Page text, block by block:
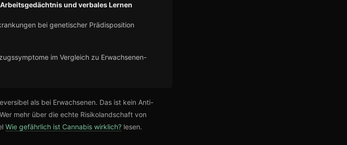
Arbeitsgedächtnis und verbales Lernen
bei genetischer Prädisposition
im Vergleich zu Erwachsenen-
als bei Erwachsenen. Das ist kein Anti-
mehr über die echte Risikolandschaft von
Wie gefährlich ist Cannabis wirklich? lesen.